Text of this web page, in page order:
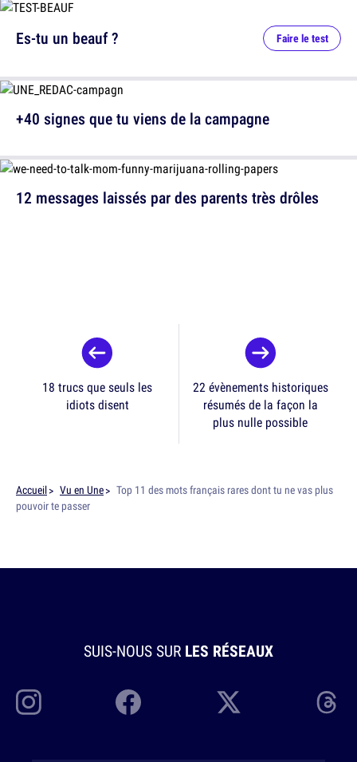
12 messages laissés par des parents très drôles
Es-tu un beauf ? Faire le test
+40 signes que tu viens de la campagne
18 trucs que seuls les
idiots disent
22 évènements historiques
résumés de la façon la
plus nulle possible
Accueil Vu en Une
Top 11 des mots français rares dont tu ne vas plus
pouvoir te passer
SUIS-NOUS SUR LES RÉSEAUX